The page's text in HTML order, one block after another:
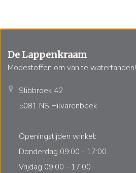
De Lappenkraam
Modestoffen om van te watertanden!
Slibbroek 42
5081 NS Hilvarenbeek
Openingstijden winkel:
Donderdag 09:00 - 17:00
Vrijdag 09:00 - 17:00